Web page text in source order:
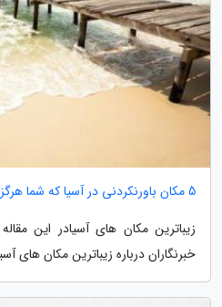
5 مکان باورنکردنی در آسیا که شما هرگز نمی دانستید! Asia
زیباترین مکان های آسیادر این
خبرنگاران درباره زیباترین مکان